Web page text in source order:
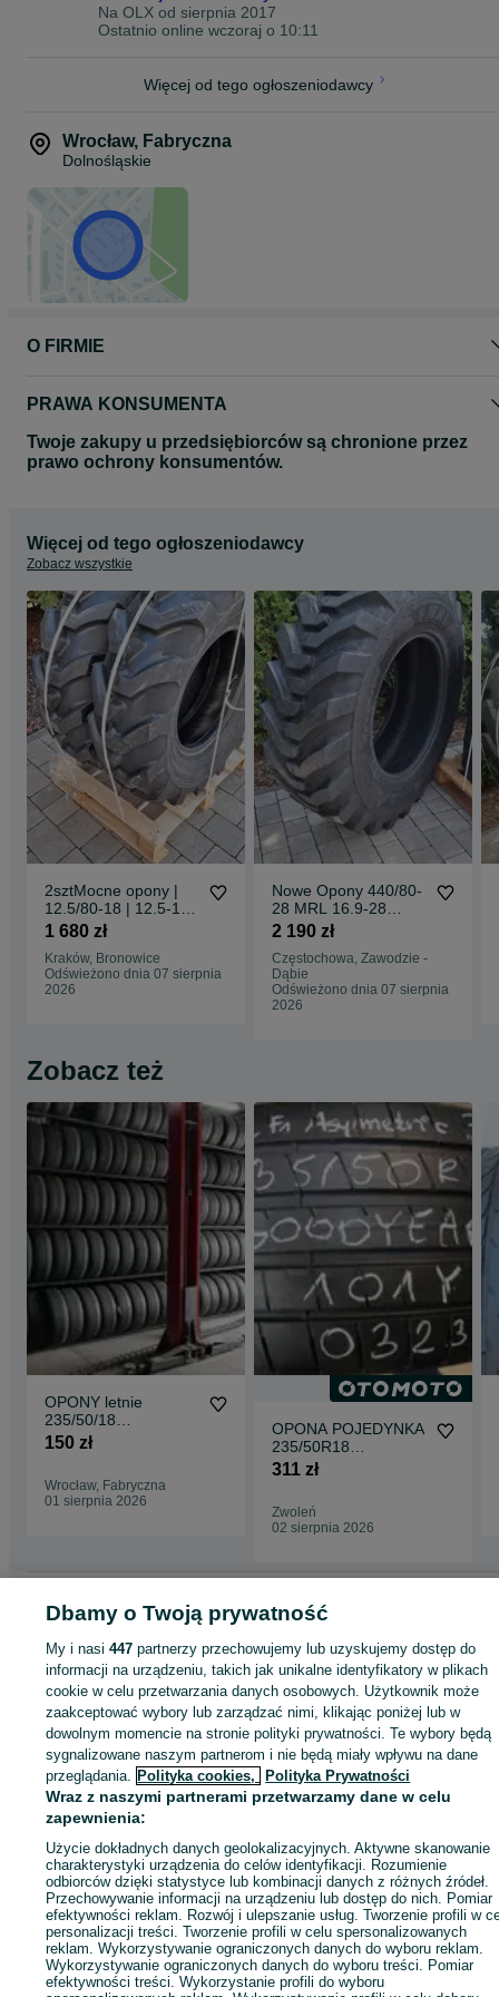
Na OLX od sierpnia 2017
Ostatnio online wczoraj o 10:11
Więcej od tego ogłoszeniodawcy
Wrocław, Fabryczna
Dolnośląskie
O FIRMIE
PRAWA KONSUMENTA
Twoje zakupy u przedsiębiorców są chronione przez
prawo ochrony konsumentów.
Więcej od tego ogłoszeniodawcy
Zobacz wszystkie
2sztMocne opony |
12.5/80-18 | 12.5-18
MOCNE 12PR
1 680 zł
Kraków, Bronowice
Odświeżono dnia 07 sierpnia
2026
Nowe Opony 440/80-
28 MRL 16.9-28
16PR 440/80-28
opony pobranie
dostawa 0zł
2 190 zł
Częstochowa, Zawodzie -
Dąbie
Odświeżono dnia 07 sierpnia
2026
Zobacz też
OPONY letnie
235/50/18
WROCŁAW, Montaż
150 zł
Wrocław, Fabryczna
01 sierpnia 2026
OPONA POJEDYNKA
235/50R18
GOODYEAR EAGLE
311 zł
Zwoleń
02 sierpnia 2026
Strona główna Motoryzacja Opony
Opony - Wrocław
Opony - Fabryczna
KATEGORIA
ID:940298338 Wyświetlenia:
Zadzwoń / SMS Wyślij wiadomość
Dbamy o Twoją prywatność
My i nasi447 partnerzy przechowujemy lub uzyskujemy dostęp do
informacji na urządzeniu, takich jak unikalne identyfikatory w plikach
cookie w celu przetwarzania danych osobowych. Użytkownik może
zaakceptować wybory lub zarządzać nimi, klikając poniżej lub w
dowolnym momencie na stronie polityki prywatności. Te wybory będą
sygnalizowane naszym partnerom i nie będą miały wpływu na dane
przeglądania. Polityka cookies, Polityka Prywatności
Wraz z naszymi partnerami przetwarzamy dane w celu
zapewnienia:
Użycie dokładnych danych geolokalizacyjnych. Aktywne skanowanie
charakterystyki urządzenia do celów identyfikacji. Rozumienie
odbiorców dzięki statystyce lub kombinacji danych z różnych źródeł.
Przechowywanie informacji na urządzeniu lub dostęp do nich. Pomiar
efektywności reklam. Rozwój i ulepszanie usług. Tworzenie profili w
personalizacji treści. Tworzenie profili w celu spersonalizowanych
reklam. Wykorzystywanie ograniczonych danych do wyboru reklam.
Wykorzystywanie ograniczonych danych do wyboru treści. Pomiar
efektywności treści. Wykorzystanie profili do wyboru